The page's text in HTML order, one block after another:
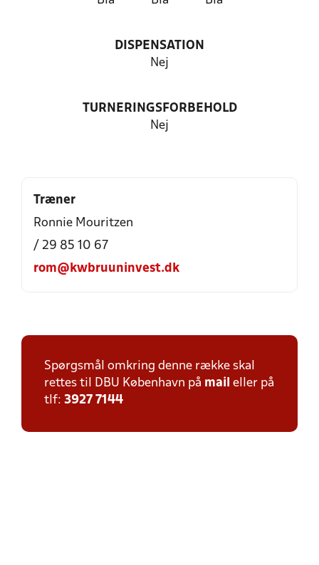
DISPENSATION
Nej
TURNERINGSFORBEHOLD
Nej
Træner
Ronnie Mouritzen
/ 29 85 10 67
rom@kwbruuninvest.dk
Spørgsmål omkring denne række skal
rettes til DBU København på mail eller på
tlf: 3927 7144